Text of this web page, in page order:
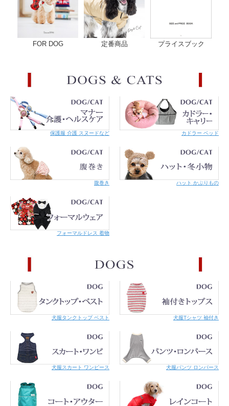
ズを測るよう心掛けていますが、お手元にお届けする商品と
表記寸法の間に多少の誤差が生じる場合があります。
土台テープ：ポリエステル100％
ご使用にあたって
いて危険です。
きつすぎると苦しく、被毛や皮膚を傷める原因となります。
ば指2本入る位が適正なサイズの目安です。
・成長する仔猫の場合はこまめにサイズを調整してあげて下
さい。
・安全のため定期的に商品やサイズ（緩んでいないか、きつ
くなっていないか）の点検をお願いします。
ださい。丸カンの繋ぎ目は、左右ではなく前後にずらして開
いてください。爪を痛めないようペンチなどをご使用くださ
・リードをつけてのお散歩には使用しないでください。ま
た、繋留は危険なのでしないでください。
む可能性があります。
状況や体重によっては外れない場合もあります。
ちがご心配な方、引っ掻き癖のあるネコちゃんには、革素材
こちらの商品はメール便での対応が可能です。詳細はご利用案内をご覧くださ
FOR DOG 定番商品 プライスブック
保護服 介護 スヌードなど カドラー ベッド
腹巻き ハット かぶりもの
フォーマルドレス 着物
犬服タンクトップ ベスト 犬服Tシャツ 袖付き
犬服スカート ワンピース 犬服パンツ ロンパース